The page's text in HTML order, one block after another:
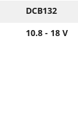
DCB132
10.8 - 18 V